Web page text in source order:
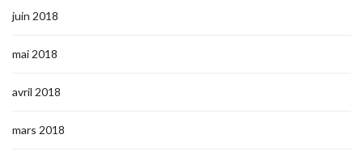
juin 2018
mai 2018
avril 2018
mars 2018